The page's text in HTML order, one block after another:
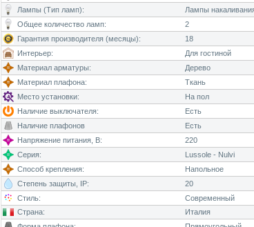
Лампы (Тип ламп):
Лампы
Общее количество ламп:
2
Гарантия производителя (месяцы):
18
Интерьер:
Для гостиной
Материал арматуры:
Дерево
Материал плафона:
Ткань
Место установки:
На пол
Наличие выключателя:
Есть
Наличие плафонов
Есть
Напряжение питания, В:
220
Серия:
Lussole - Nulvi
Способ крепления:
Напольное
Степень защиты, IP:
20
Стиль:
Современный
Страна:
Италия